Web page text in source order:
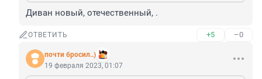
Диван новый, отечественный, .
ОТВЕТИТЬ +5 –0
почти бросил..)
19 февраля 2023, 01:07